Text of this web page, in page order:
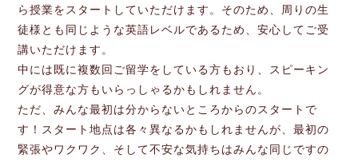
ら授業をスタートしていただけます。そのため、周りの生
徒様とも同じような英語レベルであるため、安心してご受
講いただけます。
中には既に複数回ご留学をしている方もおり、スピーキン
グが得意な方もいらっしゃるかもしれません。
ただ、みんな最初は分からないところからのスタートで
す！スタート地点は各々異なるかもしれませんが、最初の
緊張やワクワク、そして不安な気持ちはみんな同じですの